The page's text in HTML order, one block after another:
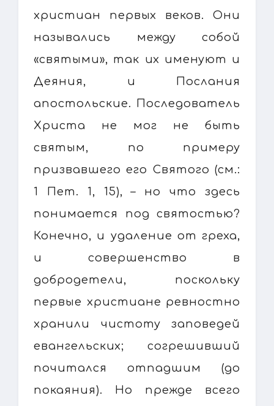
христиан первых веков. Они
назывались между собой
«святыми», так их именуют и
Деяния, и Послания
апостольские. Последователь
Христа не мог не быть
святым, по примеру
призвавшего его Святого (см.:
1 Пет. 1, 15), – но что здесь
понимается под святостью?
Конечно, и удаление от греха,
и совершенство в
добродетели, поскольку
первые христиане ревностно
хранили чистоту заповедей
евангельских; согрешивший
почитался отпадшим (до
покаяния). Но прежде всего